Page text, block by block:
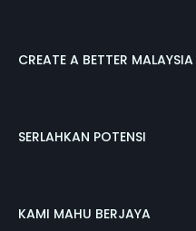
CREATE A BETTER MALAYSIA
SERLAHKAN POTENSI
KAMI MAHU BERJAYA